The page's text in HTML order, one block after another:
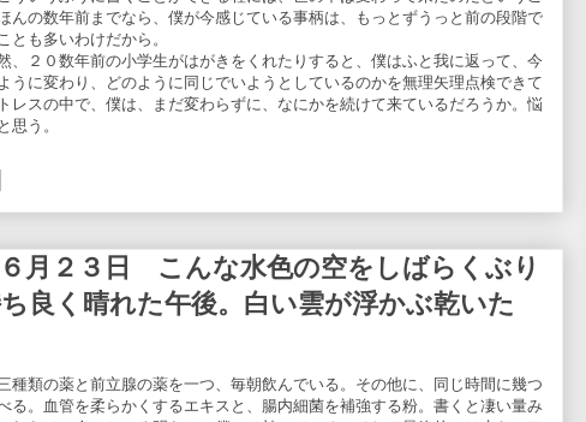
んの数年前までなら、僕が今感じている事柄は、もっとずうっと前の段階で
とも多いわけだから。
、２０数年前の小学生がはがきをくれたりすると、僕はふと我に返って、今
うに変わり、どのように同じでいようとしているのかを無理矢理点検できて
レスの中で、僕は、まだ変わらずに、なにかを続けて来ているだろうか。悩
思う。
月２３日 こんな水色の空をしばらくぶり
良く晴れた午後。白い雲が浮かぶ乾いた
種類の薬と前立腺の薬を一つ、毎朝飲んでいる。その他に、同じ時間に幾つ
る。血管を柔らかくするエキスと、腸内細菌を補強する粉。書くと凄い量み